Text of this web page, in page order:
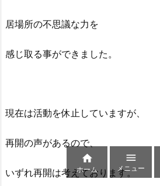
居場所の不思議な力を
感じ取る事ができました。
現在は活動を休止していますが、
再開の声があるので、
いずれ再開は考えております。

ホーム

メニュー